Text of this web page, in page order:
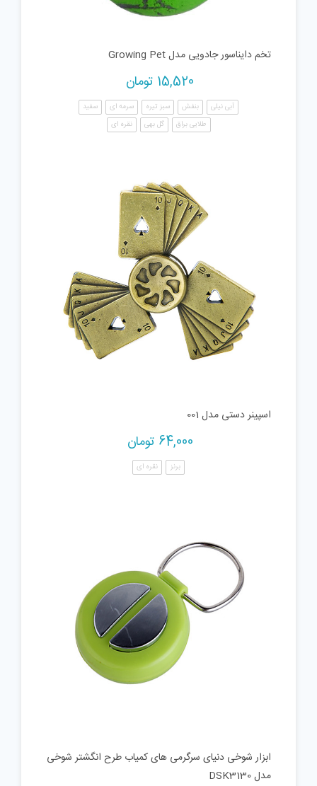
تخم دایناسور جادویی مدل Growing Pet
15,520 تومان
آبی نیلی بنفش سبز تیره سرمه ای
سفید
طلایی براق
گل بهی نقره ای
اسپینر دستی مدل 001
64,000 تومان
برنز نقره ای
ابزار شوخی دنیای سرگرمی های کمیاب طرح انگشتر شوخی
مدل DSK3130